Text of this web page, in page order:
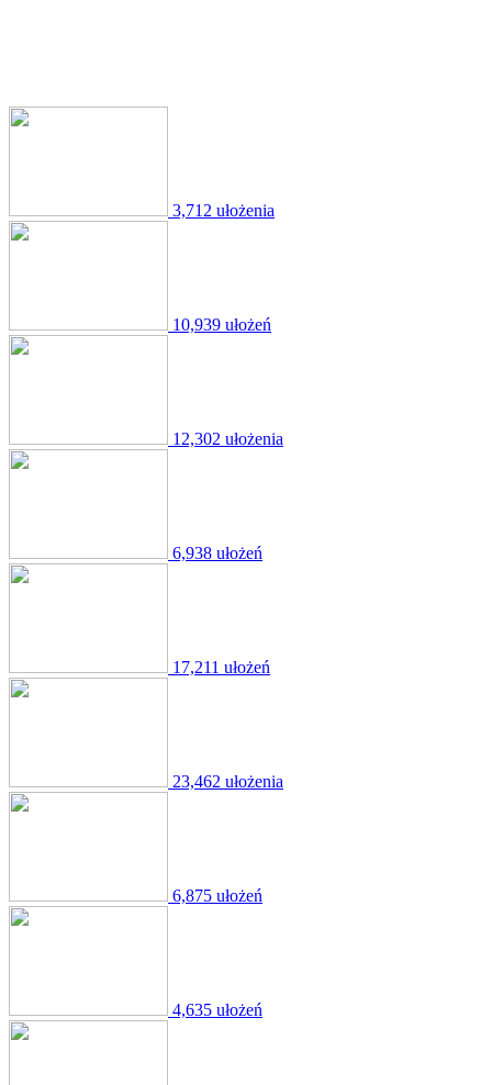
3,712 ułożenia
10,939 ułożeń
12,302 ułożenia
6,938 ułożeń
17,211 ułożeń
23,462 ułożenia
6,875 ułożeń
4,635 ułożeń